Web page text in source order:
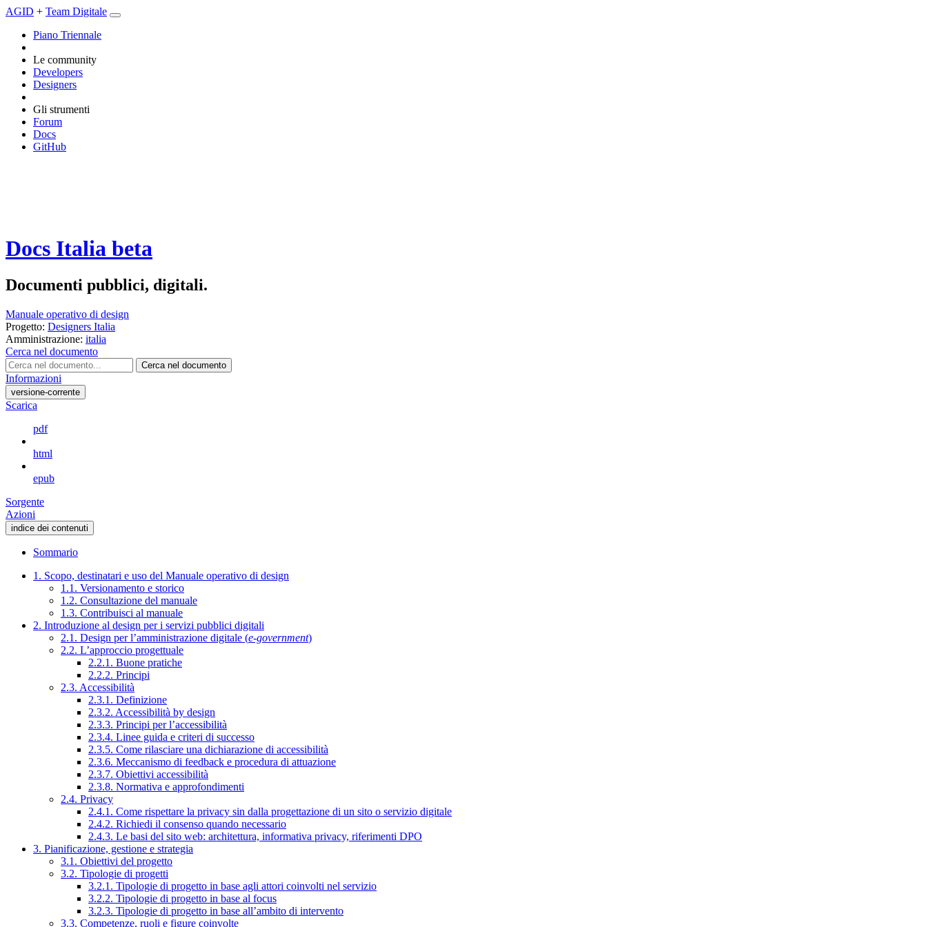
AGID + Team Digitale
Piano Triennale
Le community
Developers
Designers
Gli strumenti
Forum
Docs
GitHub
Docs Italia beta
Documenti pubblici, digitali.
Manuale operativo di design
Progetto: Designers Italia
Amministrazione: italia
Cerca nel documento
Cerca nel documento
Informazioni
versione-corrente
Scarica
pdf
html
epub
Sorgente
Azioni
indice dei contenuti
Sommario
1. Scopo, destinatari e uso del Manuale operativo di design
1.1. Versionamento e storico
1.2. Consultazione del manuale
1.3. Contribuisci al manuale
2. Introduzione al design per i servizi pubblici digitali
2.1. Design per l’amministrazione digitale (e-government)
2.2. L’approccio progettuale
2.2.1. Buone pratiche
2.2.2. Principi
2.3. Accessibilità
2.3.1. Definizione
2.3.2. Accessibilità by design
2.3.3. Principi per l’accessibilità
2.3.4. Linee guida e criteri di successo
2.3.5. Come rilasciare una dichiarazione di accessibilità
2.3.6. Meccanismo di feedback e procedura di attuazione
2.3.7. Obiettivi accessibilità
2.3.8. Normativa e approfondimenti
2.4. Privacy
2.4.1. Come rispettare la privacy sin dalla progettazione di un sito o servizio digitale
2.4.2. Richiedi il consenso quando necessario
2.4.3. Le basi del sito web: architettura, informativa privacy, riferimenti DPO
3. Pianificazione, gestione e strategia
3.1. Obiettivi del progetto
3.2. Tipologie di progetti
3.2.1. Tipologie di progetto in base agli attori coinvolti nel servizio
3.2.2. Tipologie di progetto in base al focus
3.2.3. Tipologie di progetto in base all’ambito di intervento
3.3. Competenze, ruoli e figure coinvolte